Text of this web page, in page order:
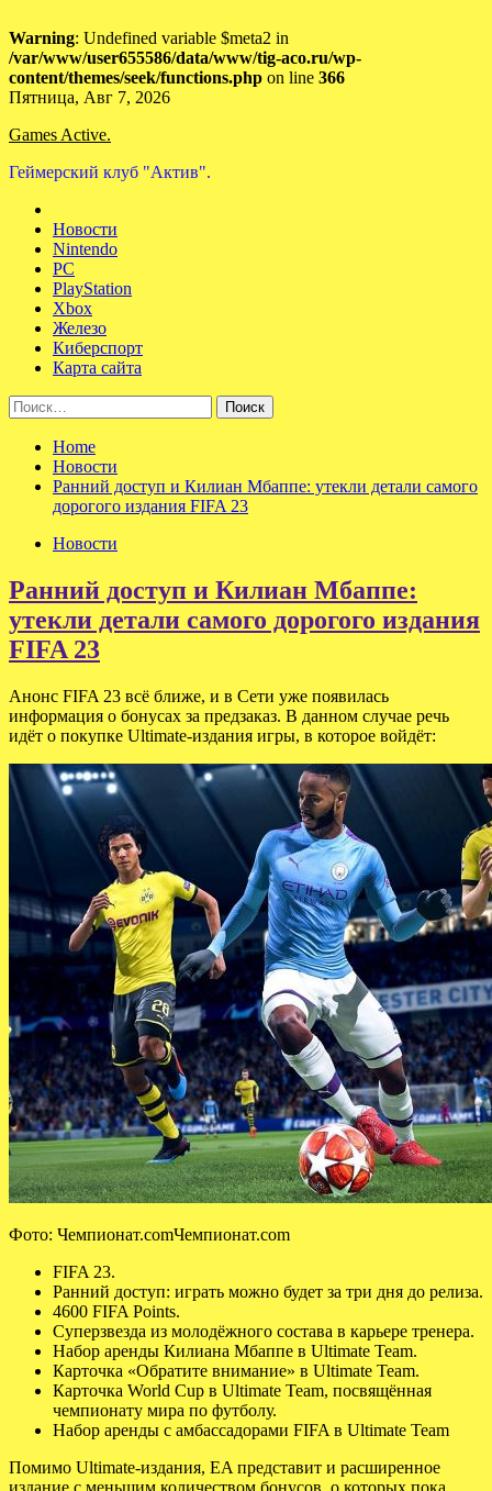
Warning: Undefined variable $meta2 in
/var/www/user655586/data/www/tig-aco.ru/wp-
content/themes/seek/functions.php on line 366
Skip
content
Пятница, Авг 7, 2026
Games Active.
Геймерский клуб "Актив".
Новости
Nintendo
PC
PlayStation
Xbox
Железо
Киберспорт
Карта сайта
Найти:
Home
Новости
Ранний доступ и Килиан Мбаппе: утекли детали самого
дорогого издания FIFA 23
Новости
Ранний доступ и Килиан Мбаппе:
утекли детали самого дорогого издания
FIFA 23
Анонс FIFA 23 всё ближе, и в Сети уже появилась
информация о бонусах за предзаказ. В данном случае речь
идёт о покупке Ultimate-издания игры, в которое войдёт:
Фото: Чемпионат.comЧемпионат.com
FIFA 23.
Ранний доступ: играть можно будет за три дня до релиза.
4600 FIFA Points.
Суперзвезда из молодёжного состава в карьере тренера.
Набор аренды Килиана Мбаппе в Ultimate Team.
Карточка «Обратите внимание» в Ultimate Team.
Карточка World Cup в Ultimate Team, посвящённая
чемпионату мира по футболу.
Набор аренды с амбассадорами FIFA в Ultimate Team
Помимо Ultimate-издания, EA представит и расширенное
издание с меньшим количеством бонусов, о которых пока